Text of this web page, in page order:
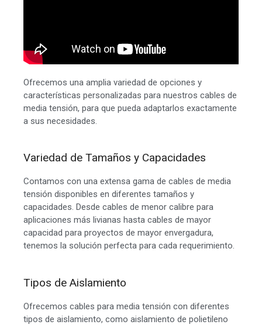
Ofrecemos una amplia variedad de opciones y
características personalizadas para nuestros cables de
media tensión, para que pueda adaptarlos exactamente
a sus necesidades.
Variedad de Tamaños y Capacidades
Contamos con una extensa gama de cables de media
tensión disponibles en diferentes tamaños y
capacidades. Desde cables de menor calibre para
aplicaciones más livianas hasta cables de mayor
capacidad para proyectos de mayor envergadura,
tenemos la solución perfecta para cada requerimiento.
Tipos de Aislamiento
Ofrecemos cables para media tensión con diferentes
tipos de aislamiento, como aislamiento de polietileno